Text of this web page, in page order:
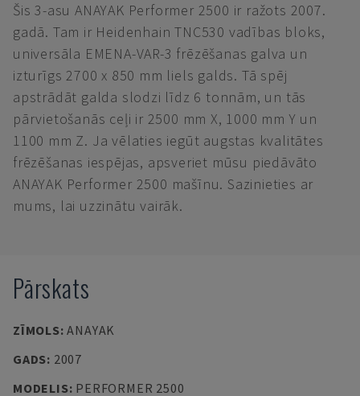
Šis 3-asu ANAYAK Performer 2500 ir ražots 2007.
gadā. Tam ir Heidenhain TNC530 vadības bloks,
universāla EMENA-VAR-3 frēzēšanas galva un
izturīgs 2700 x 850 mm liels galds. Tā spēj
apstrādāt galda slodzi līdz 6 tonnām, un tās
pārvietošanās ceļi ir 2500 mm X, 1000 mm Y un
1100 mm Z. Ja vēlaties iegūt augstas kvalitātes
frēzēšanas iespējas, apsveriet mūsu piedāvāto
ANAYAK Performer 2500 mašīnu. Sazinieties ar
mums, lai uzzinātu vairāk.
Pārskats
ZĪMOLS:ANAYAK
GADS: 2007
MODELIS: PERFORMER 2500